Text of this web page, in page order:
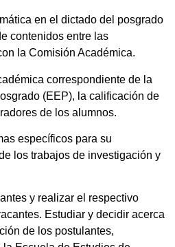
en el dictado del posgrado
contenidos entre las
la Comisión Académica.
correspondiente de la
(EEP), la calificación de
de los alumnos.
específicos para su
los trabajos de investigación y
y realizar el respectivo
Estudiar y decidir acerca
de los postulantes,